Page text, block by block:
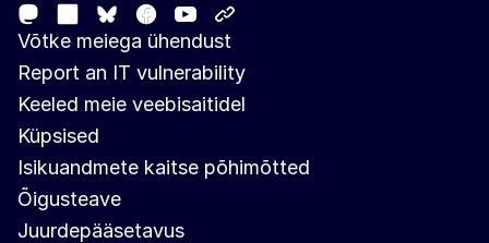
MastodonLinkedIn
Bluesky
Facebook
Youtube
Võtke meiega ühendust
Report an IT vulnerability
Keeled meie veebisaitidel
Küpsised
Isikuandmete kaitse põhimõtted
Õigusteave
Juurdepääsetavus